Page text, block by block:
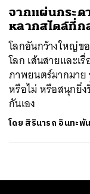
จากแผ่นกระด
หลากสไตล์ที่
โลกอันกว้างใหญ่ข
โลก เส้นสายและเ
ภาพยนตร์มากมาย
หรือไม่ หรือสนุกยิ่ง
กันเอง
โดย สิรินารถ อินทะพั